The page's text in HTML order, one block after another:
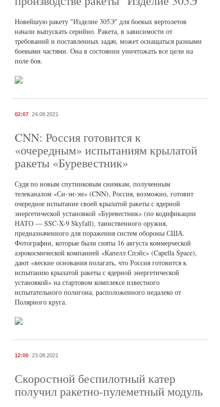
Новейшую ракету "Изделие 305Э" для боевых вертолетов
начали выпускать серийно. Ракета, в зависимости от
требований и поставленных задач, может оснащаться разными
боевыми частями. Она в состоянии уничтожать все цели на
поле боя.
02:07 24.08.2021
CNN: Россия готовится к
«очередным» испытаниям крылатой
ракеты «Буревестник»
Судя по новым спутниковым снимкам, полученным
телеканалом «Си-эн-эн» (CNN), Россия, возможно, готовит
очередное испытание своей крылатой ракеты с ядерной
энергетической установкой «Буревестник» (по кодификации
НАТО — SSC-X-9 Skyfall), таинственного оружия,
предназначенного для поражения систем обороны США.
Фотографии, которые были сняты 16 августа коммерческой
аэрокосмической компанией «Капелл Спэйс» (Capella Space),
дают «веские основания полагать, что Россия готовится к
испытанию крылатой ракеты с ядерной энергетической
установкой» на стартовом комплексе известного
испытательного полигона, расположенного недалеко от
Полярного круга.
12:00 23.08.2021
Скоростной беспилотный катер
получил ракетно-пулеметный модуль